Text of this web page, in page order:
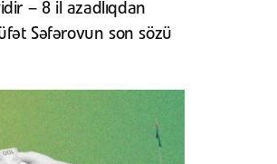
– 8 il azadlıqdan
Səfərovun son sözü